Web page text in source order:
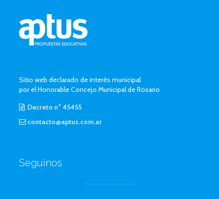
Sitio web declarado de interés municipal
por el Honorable Concejo Municipal de Rosario
Decreto n° 45455
contacto@aptus.com.ar
Seguinos